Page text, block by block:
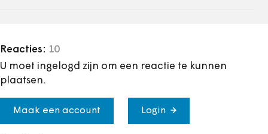
Reacties: 10
U moet ingelogd zijn om een reactie te kunnen
plaatsen.
Maak een account Login